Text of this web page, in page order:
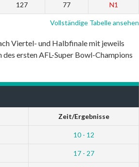
127 77 N1
Vollständige Tabelle ansehen
Viertel- und Halbfinale mit jeweils
ersten AFL-Super Bowl-Champions
Zeit/Ergebnisse
10 - 12
17 - 27